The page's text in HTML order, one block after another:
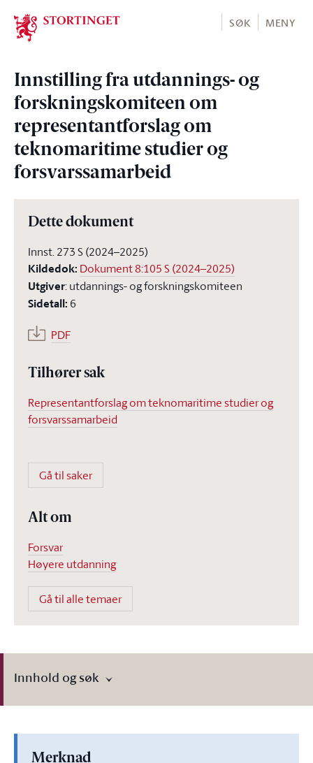
Stortinget.no
SØK MENY
Innstilling fra utdannings- og
forskningskomiteen om
representantforslag om
teknomaritime studier og
forsvarssamarbeid
Dette dokument
Innst. 273 S (2024–2025)
Kildedok: Dokument 8:105 S (2024–2025)
Utgiver:utdannings- og forskningskomiteen
Sidetall: 6
PDF
Tilhører sak
Representantforslag om teknomaritime studier og
forsvarssamarbeid
Gå til saker
Alt om
Forsvar
Høyere utdanning
Gå til alle temaer
Innhold og søk
Merknad